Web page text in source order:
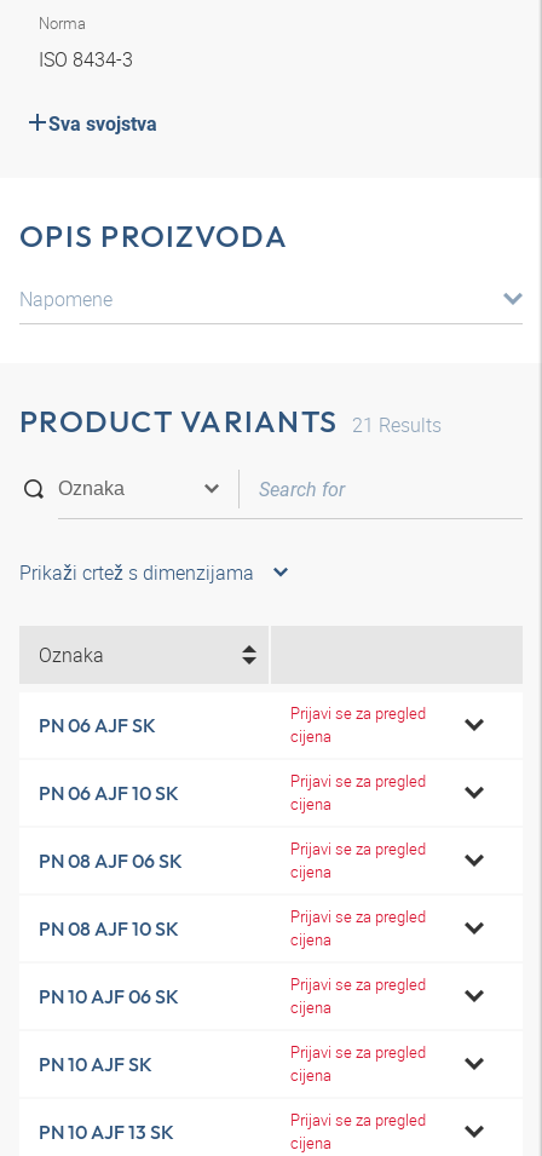
Norma
ISO 8434-3
Sva svojstva
OPIS PROIZVODA
Napomene
PRODUCT VARIANTS 21 Results
Prikaži crtež s dimenzijama
Oznaka
PN 06 AJF SK
Prijavi se za pregled
cijena
PN 06 AJF 10 SK
Prijavi se za pregled
cijena
PN 08 AJF 06 SK
Prijavi se za pregled
cijena
PN 08 AJF 10 SK
Prijavi se za pregled
cijena
PN 10 AJF 06 SK
Prijavi se za pregled
cijena
PN 10 AJF SK
Prijavi se za pregled
cijena
PN 10 AJF 13 SK
Prijavi se za pregled
cijena